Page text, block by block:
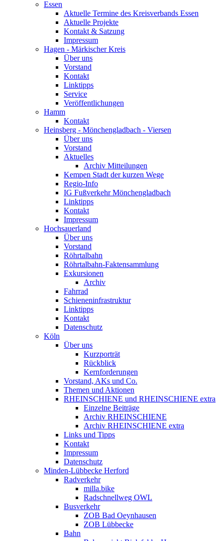
Essen
Aktuelle Termine des Kreisverbands Essen
Aktuelle Projekte
Kontakt & Satzung
Impressum
Hagen - Märkischer Kreis
Über uns
Vorstand
Kontakt
Linktipps
Service
Veröffentlichungen
Hamm
Kontakt
Heinsberg - Mönchengladbach - Viersen
Über uns
Vorstand
Aktuelles
Archiv Mitteilungen
Kempen Stadt der kurzen Wege
Regio-Info
IG Fußverkehr Mönchengladbach
Linktipps
Kontakt
Impressum
Hochsauerland
Über uns
Vorstand
Röhrtalbahn
Röhrtalbahn-Faktensammlung
Exkursionen
Archiv
Fahrrad
Schieneninfrastruktur
Linktipps
Kontakt
Datenschutz
Köln
Über uns
Kurzporträt
Rückblick
Kernforderungen
Vorstand, AKs und Co.
Themen und Aktionen
RHEINSCHIENE und RHEINSCHIENE extra
Einzelne Beiträge
Archiv RHEINSCHIENE
Archiv RHEINSCHIENE extra
Links und Tipps
Kontakt
Impressum
Datenschutz
Minden-Lübbecke Herford
Radverkehr
milla.bike
Radschnellweg OWL
Busverkehr
ZOB Bad Oeynhausen
ZOB Lübbecke
Bahn